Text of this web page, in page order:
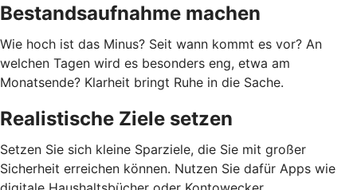
Bestandsaufnahme machen
Wie hoch ist das Minus? Seit wann kommt es vor? An
welchen Tagen wird es besonders eng, etwa am
Monatsende? Klarheit bringt Ruhe in die Sache.
Realistische Ziele setzen
Setzen Sie sich kleine Sparziele, die Sie mit großer
Sicherheit erreichen können. Nutzen Sie dafür Apps wie